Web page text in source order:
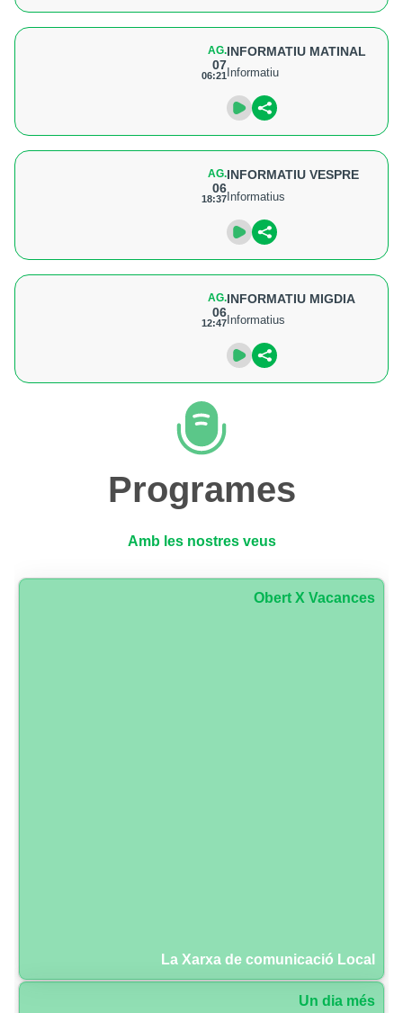
AG.
07
06:21
INFORMATIU MATINAL
Informatiu
AG.
06
18:37
INFORMATIU VESPRE
Informatius
AG.
06
12:47
INFORMATIU MIGDIA
Informatius
Programes
Amb les nostres veus
Obert X Vacances
La Xarxa de comunicació Local
Un dia més